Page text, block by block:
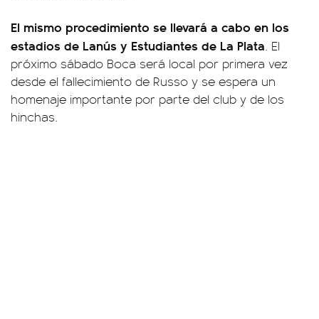
El mismo procedimiento se llevará a cabo en los
estadios de Lanús y Estudiantes de La Plata. El
próximo sábado Boca será local por primera vez
desde el fallecimiento de Russo y se espera un
homenaje importante por parte del club y de los
hinchas.